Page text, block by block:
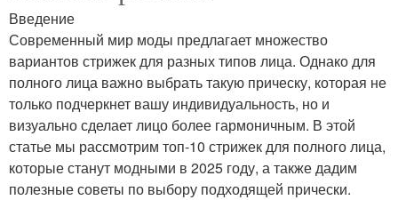
Введение
Современный мир моды предлагает множество
вариантов стрижек для разных типов лица. Однако для
полного лица важно выбрать такую прическу, которая не
только подчеркнет вашу индивидуальность, но и
визуально сделает лицо более гармоничным. В этой
статье мы рассмотрим топ-10 стрижек для полного лица,
которые станут модными в 2025 году, а также дадим
полезные советы по выбору подходящей прически.